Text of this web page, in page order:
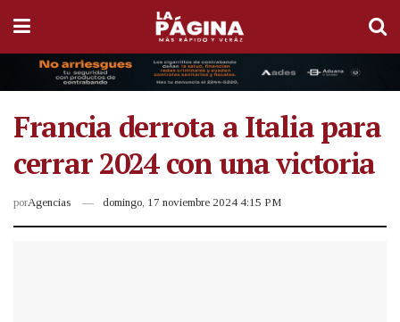
Francia derrota a Italia para
cerrar 2024 con una victoria
porAgencias domingo, 17 noviembre 2024 4:15 PM